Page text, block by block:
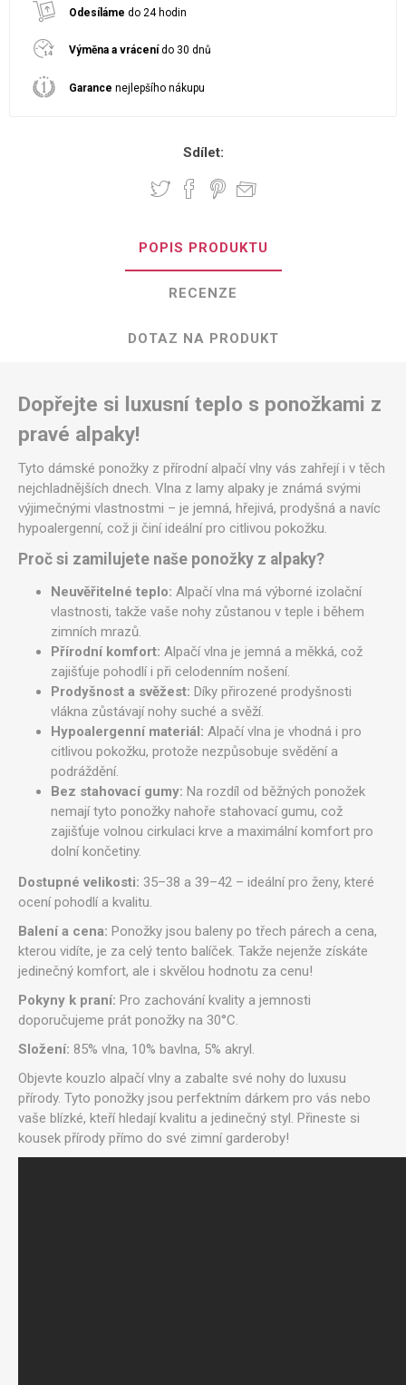
Odesíláme do 24 hodin
Výměna a vrácení do 30 dnů
Garance nejlepšího nákupu
Sdílet:
POPIS PRODUKTU
RECENZE
DOTAZ NA PRODUKT
Dopřejte si luxusní teplo s ponožkami z
pravé alpaky!
Tyto dámské ponožky z přírodní alpačí vlny vás zahřejí i v těch
nejchladnějších dnech. Vlna z lamy alpaky je známá svými
výjimečnými vlastnostmi – je jemná, hřejivá, prodyšná a navíc
hypoalergenní, což ji činí ideální pro citlivou pokožku.
Proč si zamilujete naše ponožky z alpaky?
Neuvěřitelné teplo: Alpačí vlna má výborné izolační
vlastnosti, takže vaše nohy zůstanou v teple i během
zimních mrazů.
Přírodní komfort: Alpačí vlna je jemná a měkká, což
zajišťuje pohodlí i při celodenním nošení.
Prodyšnost a svěžest: Díky přirozené prodyšnosti
vlákna zůstávají nohy suché a svěží.
Hypoalergenní materiál: Alpačí vlna je vhodná i pro
citlivou pokožku, protože nezpůsobuje svědění a
podráždění.
Bez stahovací gumy: Na rozdíl od běžných ponožek
nemají tyto ponožky nahoře stahovací gumu, což
zajišťuje volnou cirkulaci krve a maximální komfort pro
dolní končetiny.
Dostupné velikosti: 35–38 a 39–42 – ideální pro ženy, které
ocení pohodlí a kvalitu.
Balení a cena: Ponožky jsou baleny po třech párech a cena,
kterou vidíte, je za celý tento balíček. Takže nejenže získáte
jedinečný komfort, ale i skvělou hodnotu za cenu!
Pokyny k praní: Pro zachování kvality a jemnosti
doporučujeme prát ponožky na 30°C.
Složení: 85% vlna, 10% bavlna, 5% akryl.
Objevte kouzlo alpačí vlny a zabalte své nohy do luxusu
přírody. Tyto ponožky jsou perfektním dárkem pro vás nebo
vaše blízké, kteří hledají kvalitu a jedinečný styl. Přineste si
kousek přírody přímo do své zimní garderoby!